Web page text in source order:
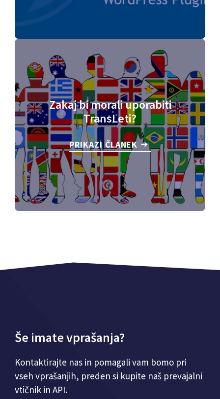
Zakaj bi morali uporabiti
TransLeti?
PRIKAZI ČLANEK
Še imate vprašanja?
Kontaktirajte nas in pomagali vam bomo pri
vseh vprašanjih, preden si kupite naš prevajalni
vtičnik in API.